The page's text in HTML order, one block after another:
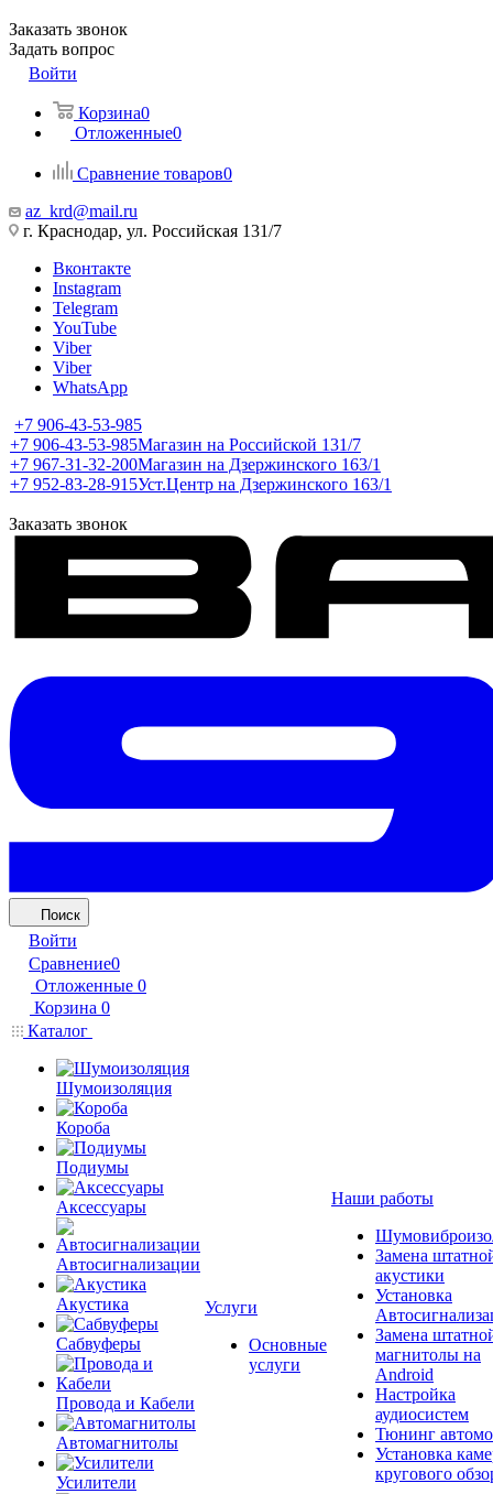
Заказать звонок
Задать вопрос
Войти
Корзина0
Отложенные0
Сравнение товаров0
az_krd@mail.ru
г. Краснодар, ул. Российская 131/7
Вконтакте
Instagram
Telegram
YouTube
Viber
Viber
WhatsApp
+7 906-43-53-985
+7 906-43-53-985Магазин на Российской 131/7
+7 967-31-32-200Магазин на Дзержинского 163/1
+7 952-83-28-915Уст.Центр на Дзержинского 163/1
Заказать звонок
Поиск
Войти
Сравнение0
Отложенные 0
Корзина 0
Каталог
Шумоизоляция
Короба
Подиумы
Аксессуары
Автосигнализации
Акустика
Сабвуферы
Провода и Кабели
Автомагнитолы
Усилители
Услуги
Основные
услуги
Наши работы
Замена
акустики
Установка
Замена
магнитолы на
Android
Настройка
аудиосистем
Тюнинг
Установка
кругового